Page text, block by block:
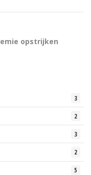
opstrijken
3
2
3
2
5